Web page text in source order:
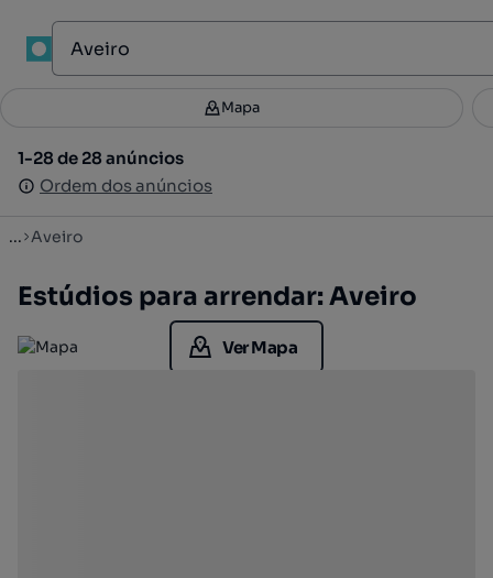
Filtros 3
1-28 de 28 anúncios
Ordem dos anúncios
Mapa
1-28 de 28 anúncios
Ordem dos anúncios
... Aveiro
Estúdios para arrendar: Aveiro
Ver Mapa